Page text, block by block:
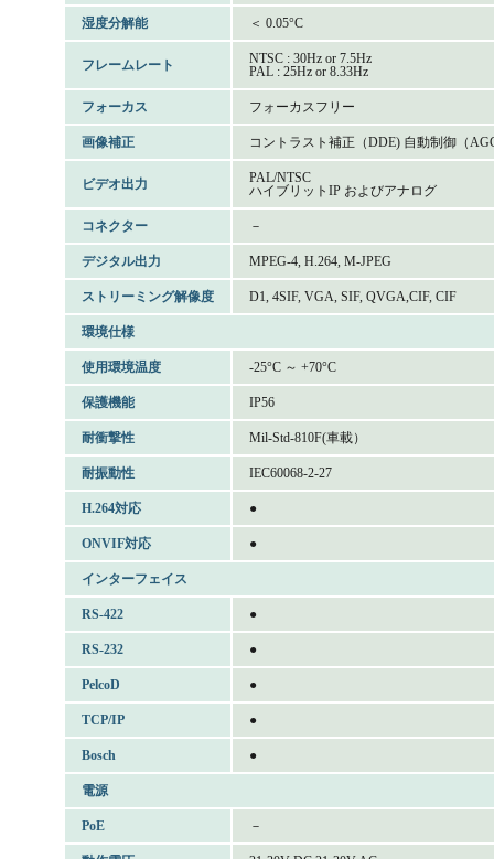
湿度分解能 ＜ 0.05°C
フレームレート
NTSC : 30Hz or 7.5Hz
PAL : 25Hz or 8.33Hz
フォーカス フォーカスフリー
画像補正 コントラスト補正（DDE) 自動制御（
ビデオ出力
PAL/NTSC
ハイブリットIP およびアナログ
コネクター －
デジタル出力 MPEG-4, H.264, M-JPEG
ストリーミング解像度 D1, 4SIF, VGA, SIF, QVGA,CIF, CIF
環境仕様
使用環境温度 -25°C ～ +70°C
保護機能 IP56
耐衝撃性 Mil-Std-810F(車載）
耐振動性 IEC60068-2-27
H.264対応 ●
ONVIF対応 ●
インターフェイス
RS-422 ●
RS-232 ●
PelcoD ●
TCP/IP ●
Bosch ●
電源
PoE －